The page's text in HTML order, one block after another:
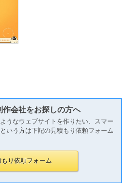
会社をお探しの方へ
うなウェブサイトを作りたい、スマー
いう方は下記の見積もり依頼フォーム